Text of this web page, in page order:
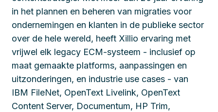
in het plannen en beheren van migraties voor
ondernemingen en klanten in de publieke sector
over de hele wereld, heeft Xillio ervaring met
vrijwel elk legacy ECM-systeem - inclusief op
maat gemaakte platforms, aanpassingen en
uitzonderingen, en industrie use cases - van
IBM FileNet, OpenText Livelink, OpenText
Content Server, Documentum, HP Trim,